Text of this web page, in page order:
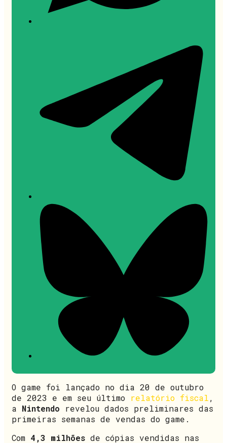
O game foi lançado no dia 20 de outubro
de 2023 e em seu último relatório fiscal,
a Nintendo revelou dados preliminares das
primeiras semanas de vendas do game.
Com 4,3 milhões de cópias vendidas nas